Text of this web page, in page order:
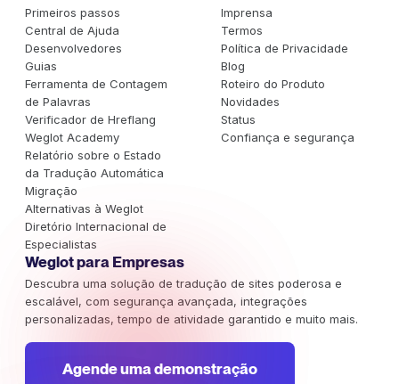
Primeiros passos
Central de Ajuda
Desenvolvedores
Guias
Ferramenta de Contagem
de Palavras
Verificador de Hreflang
Weglot Academy
Relatório sobre o Estado
da Tradução Automática
Migração
Alternativas à Weglot
Diretório Internacional de
Especialistas
Imprensa
Termos
Política de Privacidade
Blog
Roteiro do Produto
Novidades
Status
Confiança e segurança
Weglot para Empresas
Descubra uma solução de tradução de sites poderosa e
escalável, com segurança avançada, integrações
personalizadas, tempo de atividade garantido e muito mais.
Agende uma demonstração